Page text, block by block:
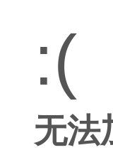
:(
无法